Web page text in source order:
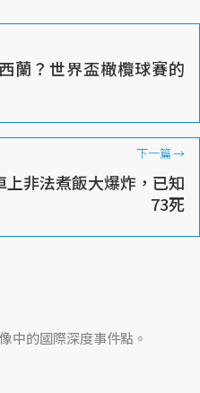
蘭？世界盃橄欖球賽的
下一篇→
非法煮飯大爆炸，已知
73死
中的國際深度事件點。